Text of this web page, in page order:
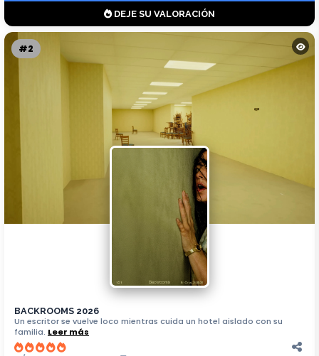
DEJE SU VALORACIÓN
#2
BACKROOMS 2026
Un escritor se vuelve loco mientras cuida un hotel aislado con su
familia. Leer más